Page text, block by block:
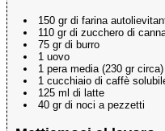
150 gr di farina
110 gr di zucchero di
75 gr di burro
1 uovo
1 pera media (230 gr circa)
1 cucchiaio di caffè
125 ml di latte
40 gr di noci a pezzetti